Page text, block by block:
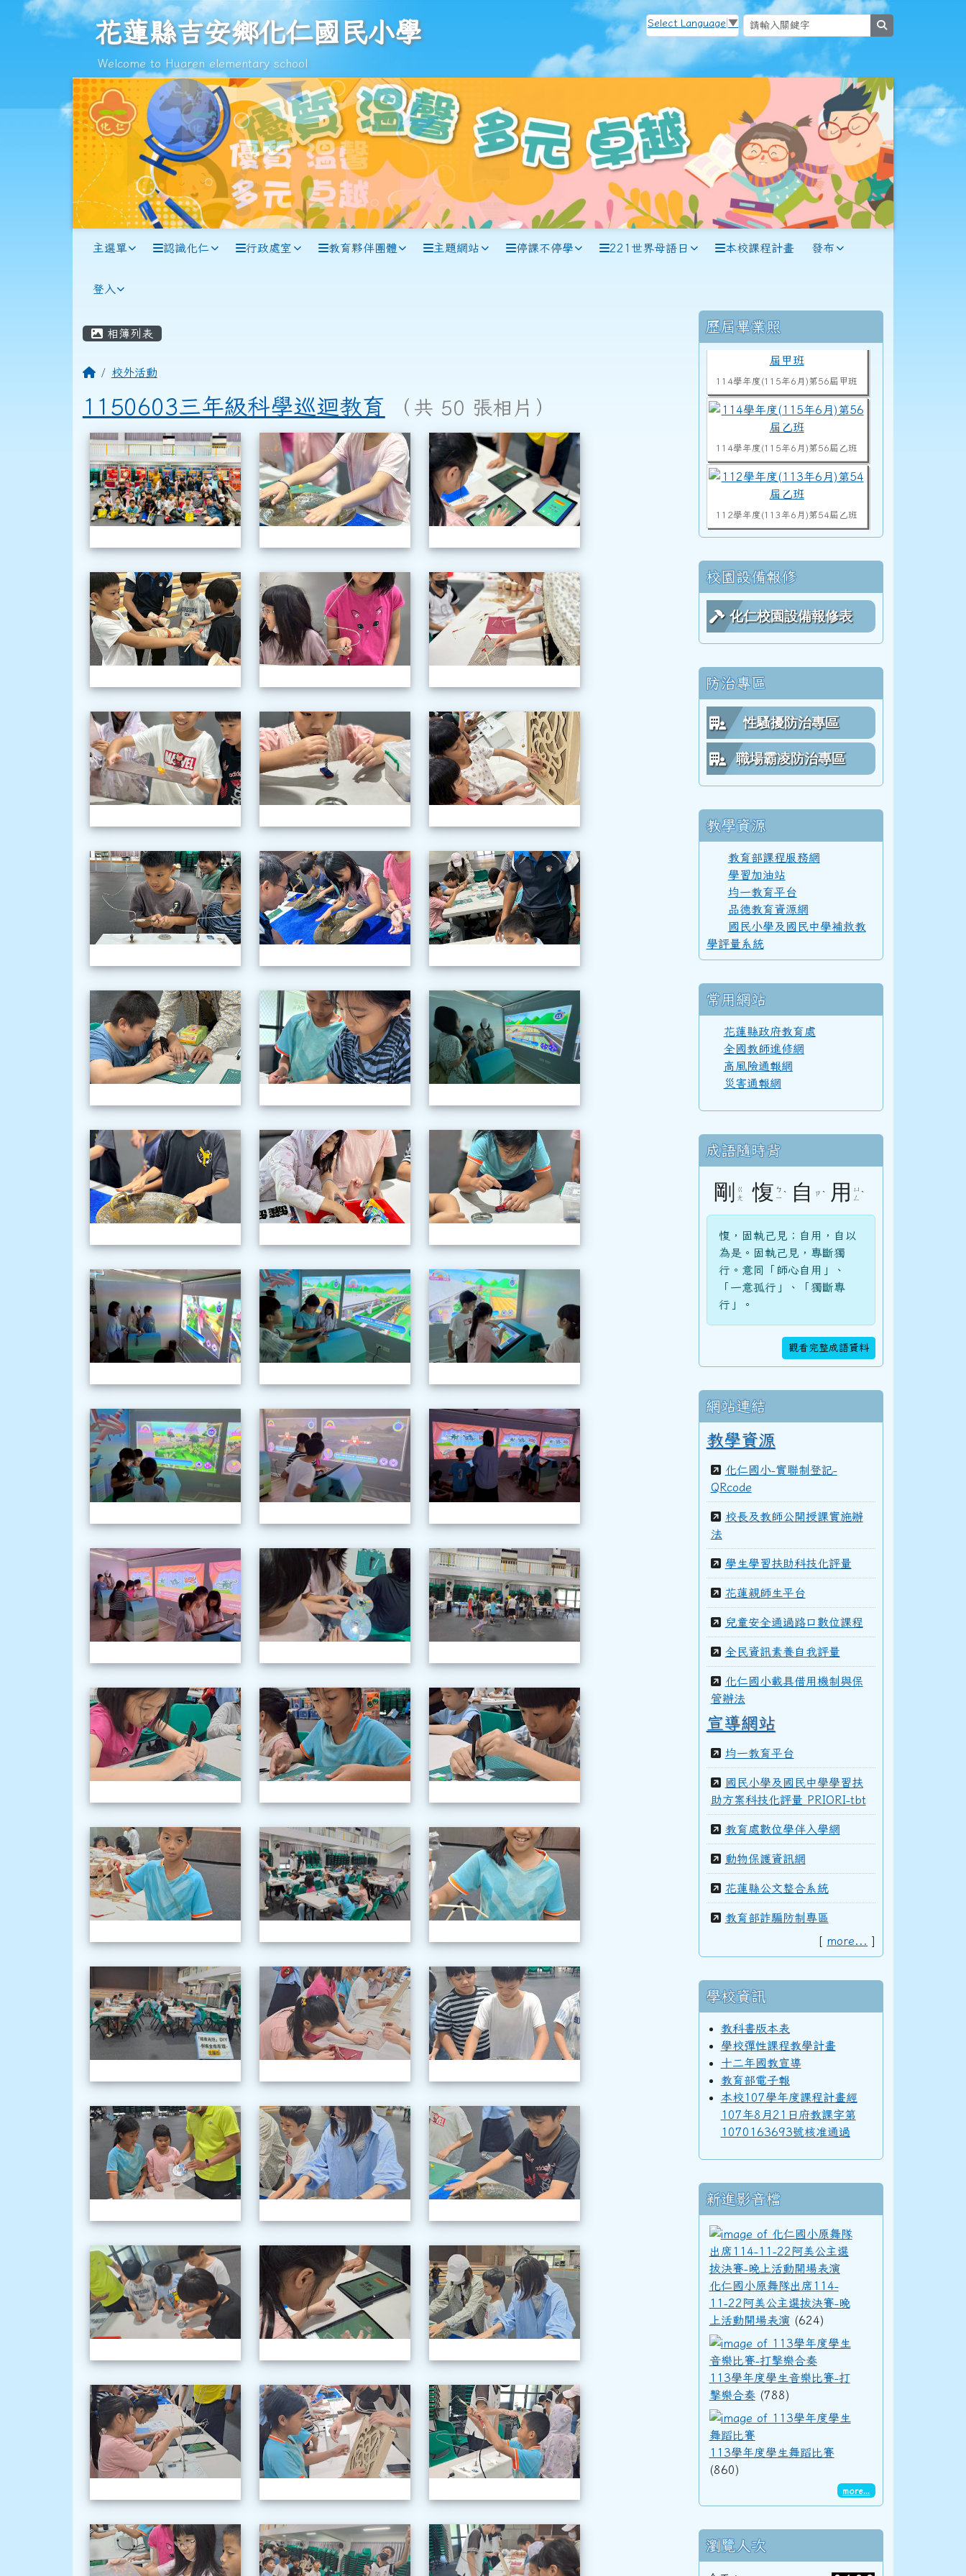
跳至主內容區
花蓮縣吉安鄉化仁國民小學
花蓮縣吉安鄉化仁國民小學
Welcome to Huaren elementary school
Select Language ▼
主選單 認識化仁 行政處室 教育夥伴團體 主題網站 停課不停學 221世界母語日 本校課程計畫 發布
登入
主內容區域
相簿列表
回首頁校外活動
1150603三年級科學巡迴教育 （共 50 張相片）
相簿列表 1150603三年級科學巡迴教育 1150603三年級科學巡迴教育 1150603三年級科學巡迴教育
1150603三年級科學巡迴教育 1150603三年級科學巡迴教育 1150603三年級科學巡迴教育
1150603三年級科學巡迴教育 1150603三年級科學巡迴教育 1150603三年級科學巡迴教育
1150603三年級科學巡迴教育 1150603三年級科學巡迴教育 1150603三年級科學巡迴教育
1150603三年級科學巡迴教育 1150603三年級科學巡迴教育 1150603三年級科學巡迴教育
1150603三年級科學巡迴教育 1150603三年級科學巡迴教育 1150603三年級科學巡迴教育
1150603三年級科學巡迴教育 1150603三年級科學巡迴教育 1150603三年級科學巡迴教育
1150603三年級科學巡迴教育 1150603三年級科學巡迴教育 1150603三年級科學巡迴教育
1150603三年級科學巡迴教育 1150603三年級科學巡迴教育 1150603三年級科學巡迴教育
1150603三年級科學巡迴教育 1150603三年級科學巡迴教育 1150603三年級科學巡迴教育
1150603三年級科學巡迴教育 1150603三年級科學巡迴教育 1150603三年級科學巡迴教育
1150603三年級科學巡迴教育 1150603三年級科學巡迴教育 1150603三年級科學巡迴教育
1150603三年級科學巡迴教育 1150603三年級科學巡迴教育 1150603三年級科學巡迴教育
1150603三年級科學巡迴教育 1150603三年級科學巡迴教育 1150603三年級科學巡迴教育
1150603三年級科學巡迴教育 1150603三年級科學巡迴教育 1150603三年級科學巡迴教育
1150603三年級科學巡迴教育 1150603三年級科學巡迴教育 1150603三年級科學巡迴教育
右邊區域內容
歷屆畢業照
114學年度(115年6月)第56屆甲班
114學年度(115年6月)第56屆乙班
112學年度(113年6月)第54屆乙班
113學度(114年6月)第55屆教師
112學年度(113年6月)第54屆教師
111學年度(112年6月)第53屆乙班
111學年度(112年6月)第53屆甲班
111學年度(112年6月)第53屆教師
110學年度(111年6月)第52屆乙班
110學年度(111年6月)第52屆甲班
110學年度(111年6月)第52屆教師
108學年度(109年6月)第50屆教師
107學年度(108年6月)第49屆教師
106學年度(107年6月)第48屆教師
105學年度(106年6月)第47屆教師
103學年度(104年6月)第45屆教師
100學年度(101年6月)第41屆甲班
99學年度(100年6月)第40屆丁班
99學年度(100年6月)第40屆丙班
99學年度(100年6月)第40屆甲班
97學年度(98年6月)第39屆乙班
97學年度(98年6月)第39屆教師
92學年度(93年6月)第34屆丁班
92學年度(93年6月)第34屆丙班
92學年度(93年6月)第34屆乙班
92學年度(93年6月)第34屆甲班
91學年度(92年6月)第33屆丁班
校園設備報修
化仁校園設備報修表
防治專區
性騷擾防治專區
職場霸凌防治專區
教學資源
教育部課程服務網
學習加油站
均一教育平台
品德教育資源網
國民小學及國民中學補救教
學評量系統
常用網站
花蓮縣政府教育處
全國教師進修網
高風險通報網
災害通報網
成語隨時背
剛
ㄍ
ㄤ
愎 ㄅ
ㄧ ˋ 自 ㄗ ˋ 用
ㄩ
ㄥ
ˋ
愎，固執己見；自用，自以
為是。固執己見，專斷獨
行。意同「師心自用」、
「一意孤行」、「獨斷專
行」。
觀看完整成語資料
網站連結
教學資源
化仁國小-實聯制登記-
QRcode
校長及教師公開授課實施辦
法
學生學習扶助科技化評量
花蓮親師生平台
兒童安全通過路口數位課程
全民資訊素養自我評量
化仁國小載具借用機制與保
管辦法
宣導網站
均一教育平台
國民小學及國民中學學習扶
助方案科技化評量 PRIORI-tbt
教育處數位學伴入學網
動物保護資訊網
花蓮縣公文整合系統
教育部詐騙防制專區
[ more... ]
學校資訊
教科書版本表
學校彈性課程教學計畫
十二年國教宣導
教育部電子報
本校107學年度課程計畫經
107年8月21日府教課字第
1070163693號核准通過
新進影音檔
化仁國小原舞隊出席114-
11-22阿美公主選拔決賽-晚
上活動開場表演(624)
113學年度學生音樂比賽-打
擊樂合奏(788)
113學年度學生舞蹈比賽
(860)
more...
瀏覽人次
頁尾區域